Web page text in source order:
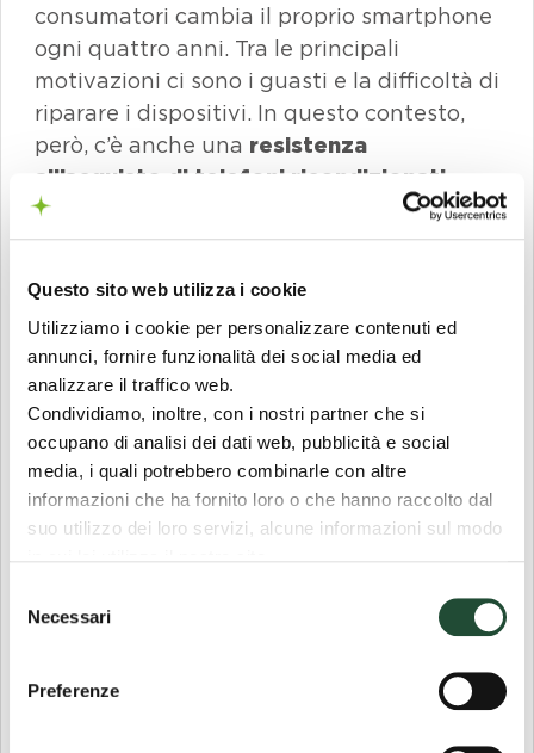
Questo sito web utilizza i cookie
Utilizziamo i cookie per personalizzare contenuti ed
annunci, fornire funzionalità dei social media ed
analizzare il traffico web.
Condividiamo, inoltre, con i nostri partner che si
occupano di analisi dei dati web, pubblicità e social
media, i quali potrebbero combinarle con altre
informazioni che ha fornito loro o che hanno raccolto dal
suo utilizzo dei loro servizi, alcune informazioni sul modo
“coopvoce.it” e ai suoi sottodomini “shop.coopvoce.it” e
delNecessari
Preferenze
consumatori cambia il proprio smartphone
ogni quattro anni. Tra le principali
motivazioni ci sono i guasti e la difficoltà di
riparare i dispositivi. In questo contesto,
però, c’è anche una resistenza
all’acquisto di telefoni ricondizionati
Questo è dovuto principalmente a una
serie di equivoci. Il malinteso più comune è
ricondizionato con uno usato
categorie, purtroppo, vengono spesso
considerate come equivalenti, ma in realtà
c'è una grande differenza.
Glismartphoneusati sono dispositivi che,
dopo essere stati utilizzati da altri
consumatori, vengono rimessi in vendita
i telefoni ricondizionati, prima di essere
rigorosi test e ispezioni, al fine di garantire